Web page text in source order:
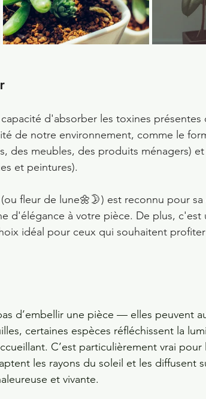
d'absorber les toxines présentes
de notre environnement, comme le
des meubles, des produits ménagers)
et peintures).
(ou fleur de lune🌼🌛) est reconnu pour
d'élégance à votre pièce. De plus, c'est
idéal pour ceux qui souhaitent
d’embellir une pièce — elles peuvent
certaines espèces réfléchissent la
C’est particulièrement vrai pour
les rayons du soleil et les diffusent
et vivante.